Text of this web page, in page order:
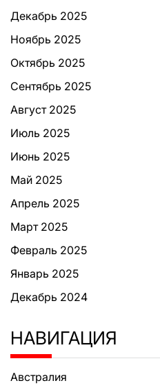
Декабрь 2025
Ноябрь 2025
Октябрь 2025
Сентябрь 2025
Август 2025
Июль 2025
Июнь 2025
Май 2025
Апрель 2025
Март 2025
Февраль 2025
Январь 2025
Декабрь 2024
НАВИГАЦИЯ
Австралия